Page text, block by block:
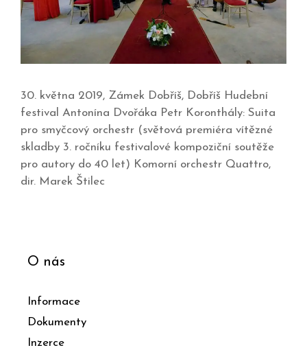
30. května 2019, Zámek Dobříš, Dobříš Hudební
festival Antonína Dvořáka Petr Koronthály: Suita
pro smyčcový orchestr (světová premiéra vítězné
skladby 3. ročníku festivalové kompoziční soutěže
pro autory do 40 let) Komorní orchestr Quattro,
dir. Marek Štilec
O nás
Informace
Dokumenty
Inzerce